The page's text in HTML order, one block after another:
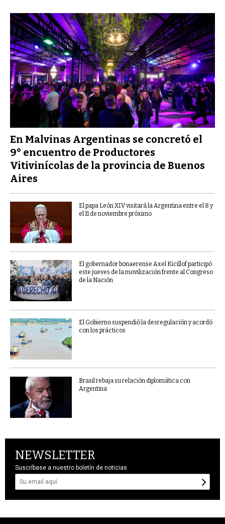
En Malvinas Argentinas se concretó el
9° encuentro de Productores
Vitivinícolas de la provincia de Buenos
Aires
El papa León XIV visitará la Argentina entre el 8 y
el 11 de noviembre próximo
El gobernador bonaerense Axel Kicillof participó
este jueves de la movilización frente al Congreso
de la Nación
El Gobierno suspendió la desregulación y acordó
con los prácticos
Brasil rebaja su relación diplomática con
Argentina
NEWSLETTER
Suscríbase a nuestro boletín de noticias